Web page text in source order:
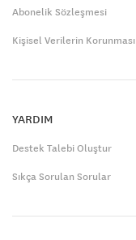
Abonelik Sözleşmesi
Kişisel Verilerin Korunması
YARDIM
Destek Talebi Oluştur
Sıkça Sorulan Sorular